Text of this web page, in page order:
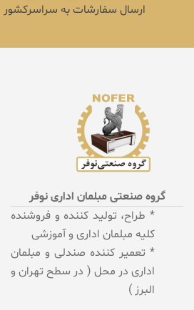
ارسال سفارشات به سراسرکشور
گروه صنعتی مبلمان اداری نوفر
* طراح، تولید کننده و فروشنده
کلیه مبلمان اداری و آموزشی
* تعمیر کننده صندلی و مبلمان
اداری در محل ( در سطح تهران و
البرز )